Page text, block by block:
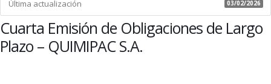
Última actualización 03/02/2026
Cuarta Emisión de Obligaciones de Largo
Plazo – QUIMIPAC S.A.